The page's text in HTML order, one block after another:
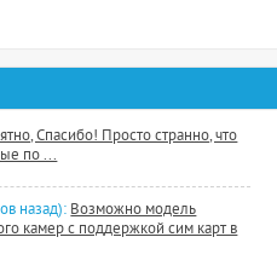
Спасибо! Просто странно, что
по ...
назад): Возможно модель
камер с поддержкой сим карт в